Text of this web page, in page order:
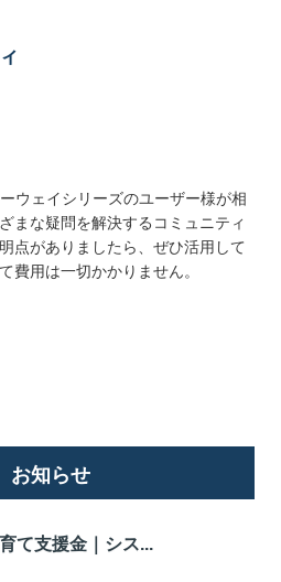
ウェイシリーズのユーザー様が相
まな疑問を解決するコミュニティ
点がありましたら、ぜひ活用して
費用は一切かかりません。
お知らせ
て支援金｜シス...